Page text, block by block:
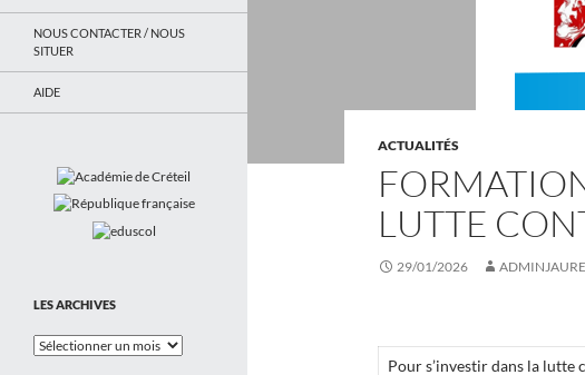
ACTUALITÉS
LUTTE
29/01/2026
Pour s’investir dans la lutte
NOUS CONTACTER / NOUS
SITUER
AIDE
LES ARCHIVES
Les